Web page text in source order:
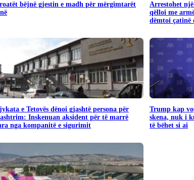
bëjnë gjestin e madh për mërgimtarët
Arrestohet
qëlloi me
dëmtoi çatinë
e Tetovës dënoi gjashtë persona për
Inskenuan aksident për të marrë
nga kompanitë e sigurimit
Trump kap
skena, nuk i
të bëhet si ai